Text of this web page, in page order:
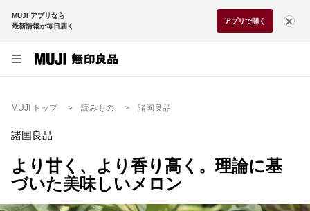
MUJI アプリなら
最新情報が毎日届く
アプリで開く
MUJI トップ 読みもの 諸国良品
諸国良品
より甘く、より香り高く。理論に基
づいた美味しいメロン